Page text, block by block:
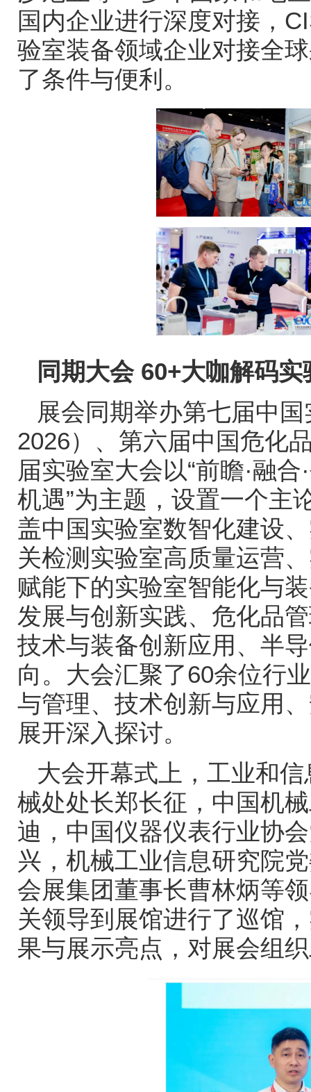
国内企业进行深度对接，
验室装备领域企业对接全
了条件与便利。
同期大会60+大咖解码实
展会同期举办第七届中
2026）、第六届中国危化
届实验室大会以“前瞻·融合·
机遇”为主题，设置一个主
盖中国实验室数智化建设
关检测实验室高质量运营
赋能下的实验室智能化与
发展与创新实践、危化品
技术与装备创新应用、半
向。大会汇聚了60余位行
与管理、技术创新与应用
展开深入探讨。
大会开幕式上，工业和
械处处长郑长征，中国机
迪，中国仪器仪表行业协
兴，机械工业信息研究院
会展集团董事长曹林炳等
关领导到展馆进行了巡馆
果与展示亮点，对展会组